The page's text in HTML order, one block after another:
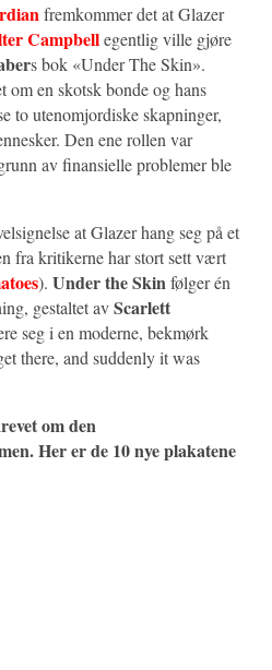
fremkommer det at Glazer
Campbellegentlig ville gjøre
s bok «Under The Skin».
en skotsk bonde og hans
to utenomjordiske skapninger,
Den ene rollen var
av finansielle problemer ble
at Glazer hang seg på et
fra kritikerne har stort sett vært
). Under the Skinfølger én
gestaltet avScarlett
seg i en moderne, bekmørk
there, and suddenly it was
om den
Her er de 10 nye plakatene